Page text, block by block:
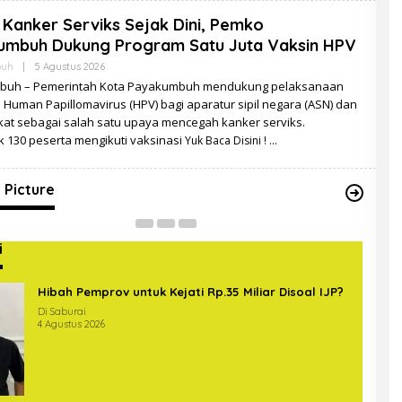
Kanker Serviks Sejak Dini, Pemko
Dukung Program Satu Juta Vaksin HPV
| 5 Agustus 2026Oleh
– Pemerintah Kota Payakumbuh mendukung pelaksanaan
Papillomavirus (HPV) bagi aparatur sipil negara (ASN) dan
sebagai salah satu upaya mencegah kanker serviks.
130 peserta mengikuti vaksinasi Yuk Baca Disini !
Picture
Gabungan Covid-19 Sterilkan
di Bundaran Hajimena Lampung
Picture |
Hibah Pemprov untuk Kejati Rp.35 Miliar Disoal IJP?
Di Saburai
4 Agustus 2026